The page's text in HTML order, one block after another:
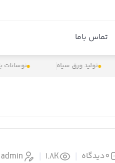
تماس باما
تولید ورق سیاه نوسانات
admin | 1.8K | دیدگاه0